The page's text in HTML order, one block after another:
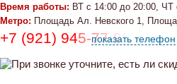
Время работы: ВТ с 14:00 до 20:00, ЧТ
Метро: Площадь Ал. Невского 1,
+7 (921) 945-77-95показать телефон